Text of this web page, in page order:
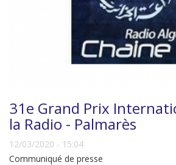
31e Grand Prix
la Radio - Palmarès
12/03/2020 - 15:04
Communiqué de presse